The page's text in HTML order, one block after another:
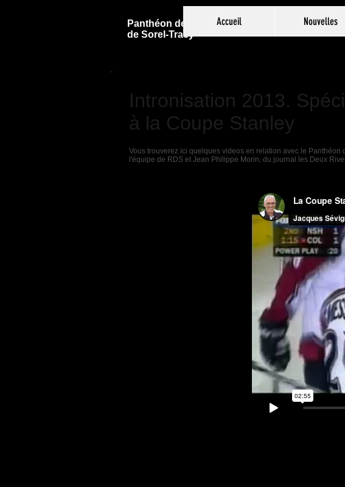
Panthéon des Sports
de Sorel-Tracy
Accueil Nouvelles
Intronisation 2013.
à la Coupe Stanley
Vous trouverez ici quelques videos en relation avec le
l'équipe de RDS et Jean Philippe Morin, du journal les Deux